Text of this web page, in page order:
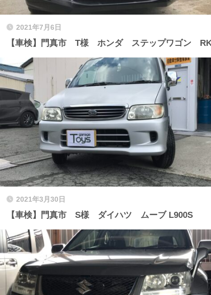
2021年7月6日
【車検】門真市 T様 ホンダ ステップワゴン
2021年3月30日
【車検】門真市 S様 ダイハツ ムーブ L900S